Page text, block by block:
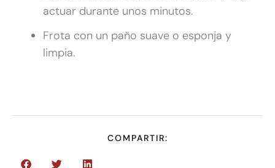
actuar durante unos minutos.
Frota con un paño suave o esponja y
limpia.
COMPARTIR: